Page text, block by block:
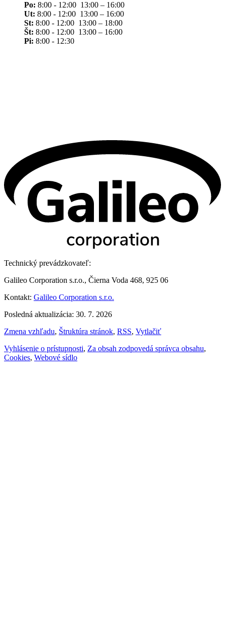
Po: 8:00 - 12:00 13:00 – 16:00
Ut: 8:00 - 12:00 13:00 – 16:00
St: 8:00 - 12:00 13:00 – 18:00
Št: 8:00 - 12:00 13:00 – 16:00
Pi: 8:00 - 12:30
Technický prevádzkovateľ:
Galileo Corporation s.r.o., Čierna Voda 468, 925 06
Kontakt: Galileo Corporation s.r.o.
Posledná aktualizácia: 30. 7. 2026
Zmena vzhľadu, Štruktúra stránok, RSS, Vytlačiť
Vyhlásenie o prístupnosti, Za obsah zodpovedá správca obsahu,
Cookies, Webové sídlo